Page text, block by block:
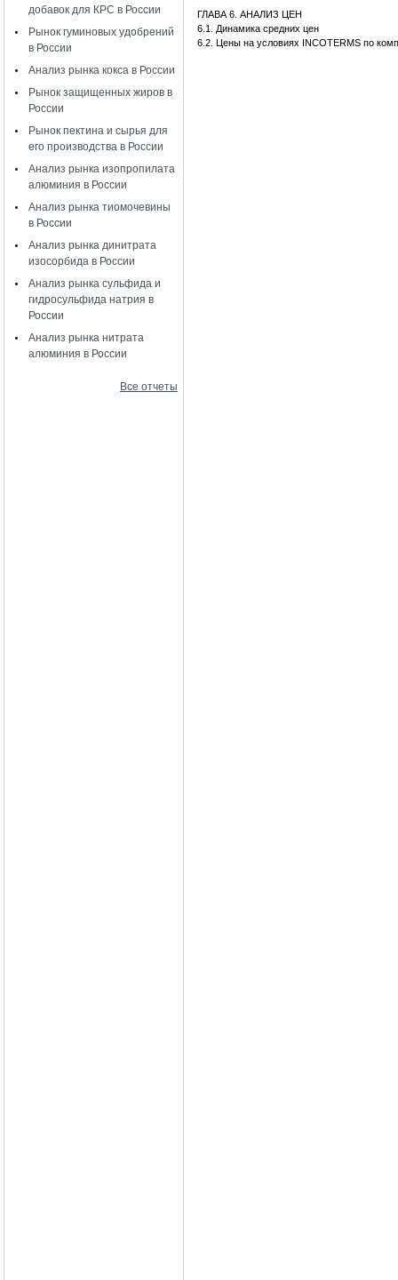
добавок для КРС в России
Рынок гуминовых удобрений
в России
Анализ рынка кокса в России
Рынок защищенных жиров в
России
Рынок пектина и сырья для
его производства в России
Анализ рынка изопропилата
алюминия в России
Анализ рынка тиомочевины
в России
Анализ рынка динитрата
изосорбида в России
Анализ рынка сульфида и
гидросульфида натрия в
России
Анализ рынка нитрата
алюминия в России
Все отчеты
ГЛАВА 6. АНАЛИЗ ЦЕН
6.1. Динамика средних цен
6.2. Цены на условиях INCOTERMS по